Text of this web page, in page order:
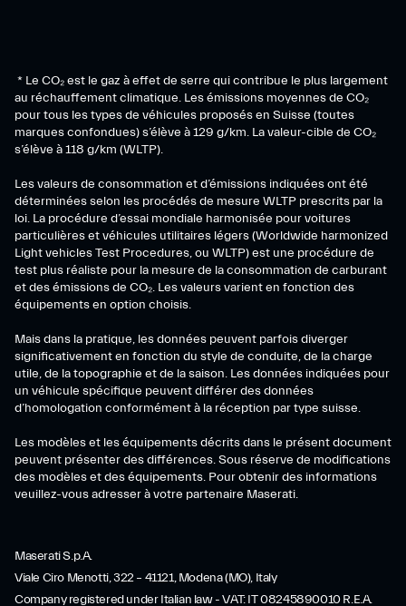
* Le CO₂ est le gaz à effet de serre qui contribue le plus largement
au réchauffement climatique. Les émissions moyennes de CO₂
pour tous les types de véhicules proposés en Suisse (toutes
marques confondues) s’élève à 129 g/km. La valeur-cible de CO₂
s’élève à 118 g/km (WLTP).
Les valeurs de consommation et d’émissions indiquées ont été
déterminées selon les procédés de mesure WLTP prescrits par la
loi. La procédure d’essai mondiale harmonisée pour voitures
particulières et véhicules utilitaires légers (Worldwide harmonized
Light vehicles Test Procedures, ou WLTP) est une procédure de
test plus réaliste pour la mesure de la consommation de carburant
et des émissions de CO₂. Les valeurs varient en fonction des
équipements en option choisis.
Mais dans la pratique, les données peuvent parfois diverger
significativement en fonction du style de conduite, de la charge
utile, de la topographie et de la saison. Les données indiquées pour
un véhicule spécifique peuvent différer des données
d’homologation conformément à la réception par type suisse.
Les modèles et les équipements décrits dans le présent document
peuvent présenter des différences. Sous réserve de modifications
des modèles et des équipements. Pour obtenir des informations
veuillez-vous adresser à votre partenaire Maserati.
Maserati S.p.A.
Viale Ciro Menotti, 322 – 41121, Modena (MO), Italy
Company registered under Italian law - VAT: IT 08245890010 R.E.A.